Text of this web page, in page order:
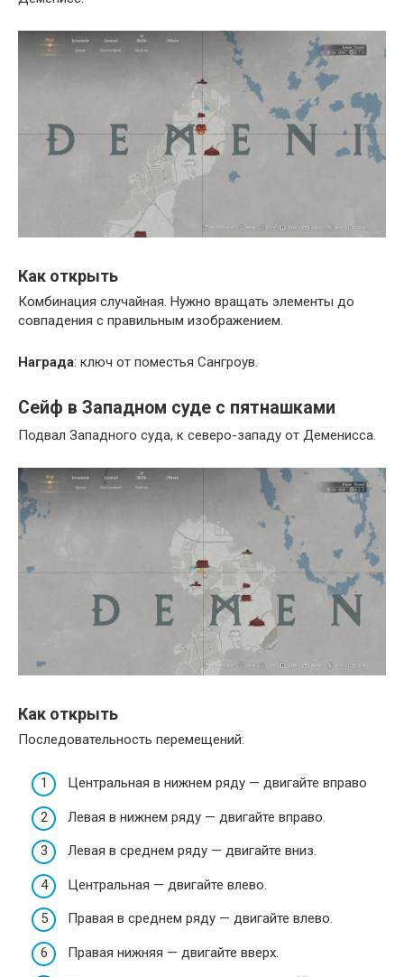
Как открыть
Комбинация случайная. Нужно вращать элементы до
совпадения с правильным изображением.
Награда: ключ от поместья Сангроув.
Сейф в Западном суде с пятнашками
Подвал Западного суда, к северо-западу от Деменисса.
Как открыть
Последовательность перемещений:
Центральная в нижнем ряду — двигайте вправо
Левая в нижнем ряду — двигайте вправо.
Левая в среднем ряду — двигайте вниз.
Центральная — двигайте влево.
Правая в среднем ряду — двигайте влево.
Правая нижняя — двигайте вверх.